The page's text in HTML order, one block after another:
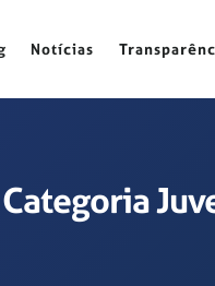
Notícias